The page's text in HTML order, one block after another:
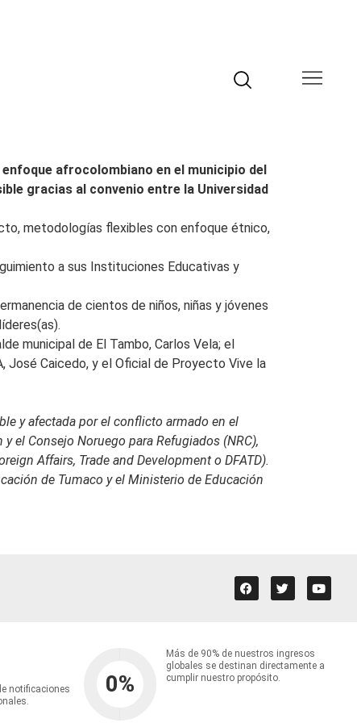
afrocolombiano en el municipio del
gracias al convenio entre la Universidad
metodologías flexibles con enfoque étnico,
a sus Instituciones Educativas y
de cientos de niños, niñas y jóvenes
municipal de El Tambo, Carlos Vela; el
José Caicedo, y el Oficial de Proyecto Vive la
y afectada por el conflicto armado en el
el Consejo Noruego para Refugiados (NRC),
Affairs, Trade and Development o DFATD).
de Tumaco y el Ministerio de Educación
notificaciones
0%
Más de 90% de nuestros ingresos
globales se destinan directamente a
cumplir nuestro propósito.